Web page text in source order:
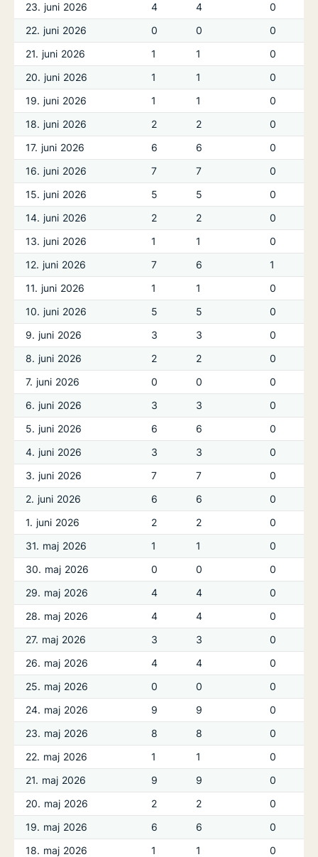
23. juni 2026 4 4
0
22. juni 2026
0 0
0
21. juni 2026
1 1
0
20. juni 2026
1 1
0
19. juni 2026
1 1
0
18. juni 2026
2 2
0
17. juni 2026
6 6
0
16. juni 2026
7 7
0
15. juni 2026
5 5
0
14. juni 2026
2 2
0
13. juni 2026
1 1
0
12. juni 2026
7 6
1
11. juni 2026
1 1
0
10. juni 2026
5 5
0
9. juni 2026
3 3
0
8. juni 2026
2 2
0
7. juni 2026
0 0
0
6. juni 2026
3 3
0
5. juni 2026
6 6
0
4. juni 2026
3 3
0
3. juni 2026
7 7
0
2. juni 2026
6 6
0
1. juni 2026
2 2
0
31. maj 2026
1 1
0
30. maj 2026
0 0
0
29. maj 2026
4 4
0
28. maj 2026
4 4
0
27. maj 2026
3 3
0
26. maj 2026
4 4
0
25. maj 2026
0 0
0
24. maj 2026
9 9
0
23. maj 2026
8 8
0
22. maj 2026
1 1
0
21. maj 2026
9 9
0
20. maj 2026
2 2
0
19. maj 2026
6 6
0
18. maj 2026
1 1
0